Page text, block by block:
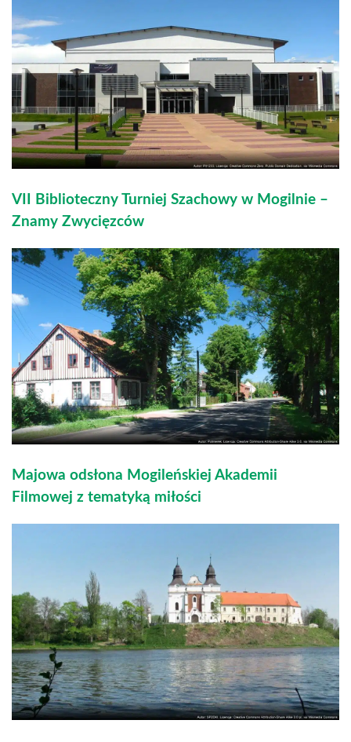
VII Biblioteczny Turniej Szachowy w Mogilnie –
Znamy Zwycięzców
Majowa odsłona Mogileńskiej Akademii
Filmowej z tematyką miłości